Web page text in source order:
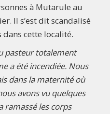
à Mutarule au
Il s’est dit scandalisé
cette localité.
pasteur totalement
a été incendiée. Nous
dans la maternité où
avons vu quelques
ramassé les corps